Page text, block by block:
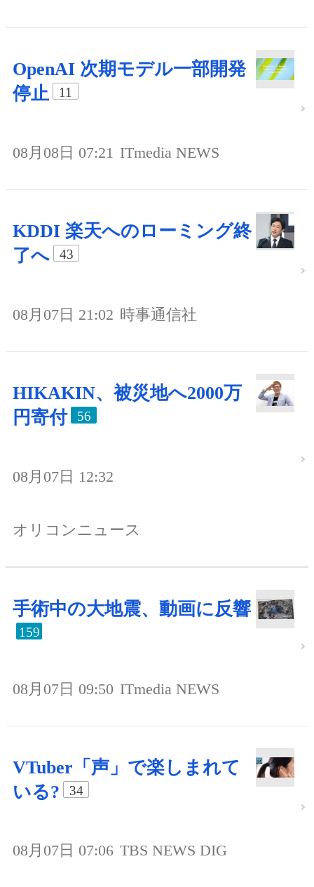
OpenAI 次期モデル一部開発
停止
11
08月08日 07:21 ITmedia NEWS
KDDI 楽天へのローミング終
了へ
43
08月07日 21:02 時事通信社
HIKAKIN、被災地へ2000万
円寄付
56
08月07日 12:32
オリコンニュース
手術中の大地震、動画に反響
159
08月07日 09:50 ITmedia NEWS
VTuber「声」で楽しまれて
いる?
34
08月07日 07:06 TBS NEWS DIG